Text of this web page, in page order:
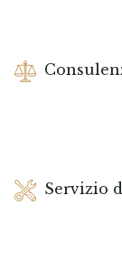
Servizio